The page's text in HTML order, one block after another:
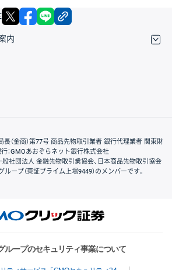
X facebook
内
（金商）第77号 商品先物取引業者 銀行代理業者 関東財
行：GMOあおぞらネット銀行株式会社
般社団法人 金融先物取引業協会、日本商品先物取引協会
ープ（東証プライム上場9449）のメンバーです。
ループのセキュリティ事業について